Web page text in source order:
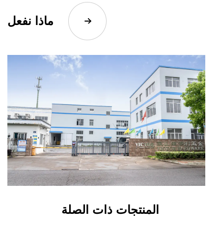
ماذا نفعل
المنتجات ذات الصلة